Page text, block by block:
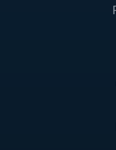
que podem
os principais
de
controle da
estrutura
regulamentos